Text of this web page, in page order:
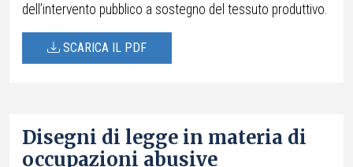
dell’intervento pubblico a sostegno del tessuto produttivo.
SCARICA IL PDF
Disegni di legge in materia di
occupazioni abusive